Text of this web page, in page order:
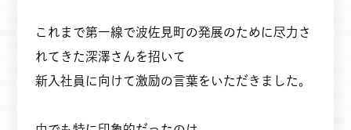
これまで第一線で波佐見町の発展のために尽力さ
れてきた深澤さんを招いて
新入社員に向けて激励の言葉をいただきました。